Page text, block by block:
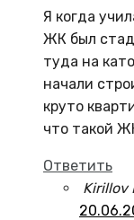
Я когда
ЖК был
туда на
начали
круто
что такой
Ответить
Kirillov